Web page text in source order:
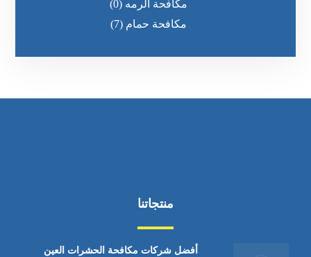
مكافحة الرمه (0)
مكافحة حمام (7)
منتجاتنا
أفضل شركات مكافحة الحشرات العين